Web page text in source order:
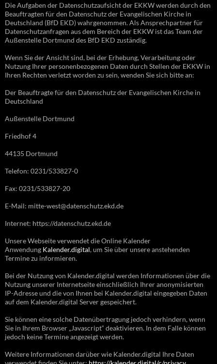
Die Aufgaben der Datenschutzaufsicht der EKKW werden durch den
Beauftragten für den Datenschutz der Evangelischen Kirche in
Deutschland (BfD EKD) wahrgenommen. Als Ansprechpartner für
Datenschutzanfragen aus dem Bereich der EKKW ist das Team der
Außenstelle Dortmund des BfD EKD zuständig.
Wenn Sie der Ansicht sind, bei der Erhebung, Verarbeitung oder
Nutzung Ihrer personenbezogenen Daten durch Stellen der EKKW in
Ihren Rechten verletzt worden zu sein, wenden Sie sich bitte an:
Der Beauftragte für den Datenschutz der Evangelischen Kirche in
Deutschland
Außenstelle Dortmund
Friedhof 4
44135 Dortmund
Telefon: 0231/533827-0
Fax: 0231/533827-20
E-Mail: mitte-west@datenschutz.ekd.de
Internet: https://datenschutz.ekd.de
Unsere Webseite verwendet die Online Kalender
Anwendung Kalender.digital, um Sie über unsere anstehenden
Termine zu informieren.
Bei der Nutzung von Kalender.digital werden Informationen über die
Nutzung unserer Internetseite einschließlich Ihrer anonymisierten
IP-Adresse und die von Ihnen bei Kalender.digital eingegeben Daten
auf dem Kalender.digital Server gespeichert.
Sie können eine solche Datenübertragung jedoch verhindern, wenn
Sie in Ihrem Browser „Javascript“ deaktivieren. In dem Falle können
jedoch keine Termine angezeigt werden.
Weitere Informationen darüber wie Kalender.digital Ihre Daten